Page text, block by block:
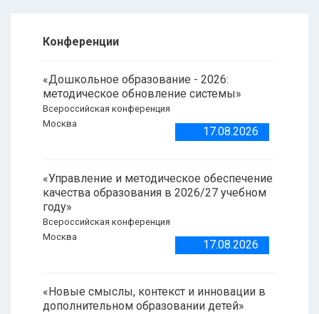
Конференции
«Дошкольное образование - 2026:
методическое обновление системы»
Всероссийская конференция
Москва
17.08.2026
«Управление и методическое обеспечение
качества образования в 2026/27 учебном
году»
Всероссийская конференция
Москва
17.08.2026
«Новые смыслы, контекст и инновации в
дополнительном образовании детей»